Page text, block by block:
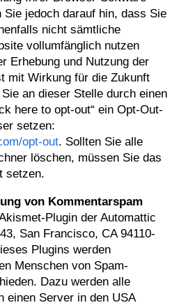
jedoch darauf hin, dass Sie
nicht sämtliche
vollumfänglich nutzen
Erhebung und Nutzung der
mit Wirkung für die Zukunft
an dieser Stelle durch einen
here to opt-out“ ein Opt-Out-
setzen:
opt-out. Sollten Sie alle
löschen, müssen Sie das
setzen.
von Kommentarspam
Plugin der Automattic
San Francisco, CA 94110-
Plugins werden
Menschen von Spam-
Dazu werden alle
einen Server in den USA